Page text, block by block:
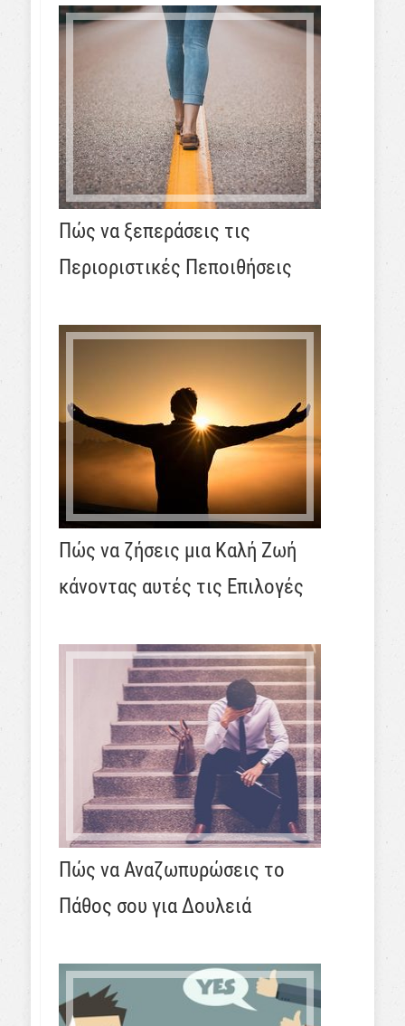
Πώς να ξεπεράσεις τις
Περιοριστικές Πεποιθήσεις
Πώς να ζήσεις μια Καλή Ζωή
κάνοντας αυτές τις Επιλογές
Πώς να Αναζωπυρώσεις το
Πάθος σου για Δουλειά